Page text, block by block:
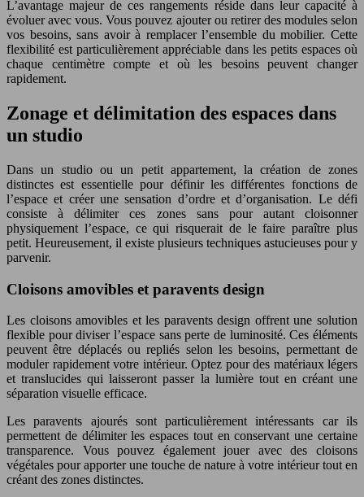
L’avantage majeur de ces rangements réside dans leur capacité à
évoluer avec vous. Vous pouvez ajouter ou retirer des modules selon
vos besoins, sans avoir à remplacer l’ensemble du mobilier. Cette
flexibilité est particulièrement appréciable dans les petits espaces où
chaque centimètre compte et où les besoins peuvent changer
rapidement.
Zonage et délimitation des espaces dans
un studio
Dans un studio ou un petit appartement, la création de zones
distinctes est essentielle pour définir les différentes fonctions de
l’espace et créer une sensation d’ordre et d’organisation. Le défi
consiste à délimiter ces zones sans pour autant cloisonner
physiquement l’espace, ce qui risquerait de le faire paraître plus
petit. Heureusement, il existe plusieurs techniques astucieuses pour y
parvenir.
Cloisons amovibles et paravents design
Les cloisons amovibles et les paravents design offrent une solution
flexible pour diviser l’espace sans perte de luminosité. Ces éléments
peuvent être déplacés ou repliés selon les besoins, permettant de
moduler rapidement votre intérieur. Optez pour des matériaux légers
et translucides qui laisseront passer la lumière tout en créant une
séparation visuelle efficace.
Les paravents ajourés sont particulièrement intéressants car ils
permettent de délimiter les espaces tout en conservant une certaine
transparence. Vous pouvez également jouer avec des cloisons
végétales pour apporter une touche de nature à votre intérieur tout en
créant des zones distinctes.